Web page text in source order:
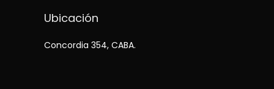
Ubicación
Concordia 354, CABA.